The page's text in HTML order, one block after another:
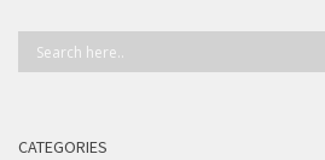
CATEGORIES